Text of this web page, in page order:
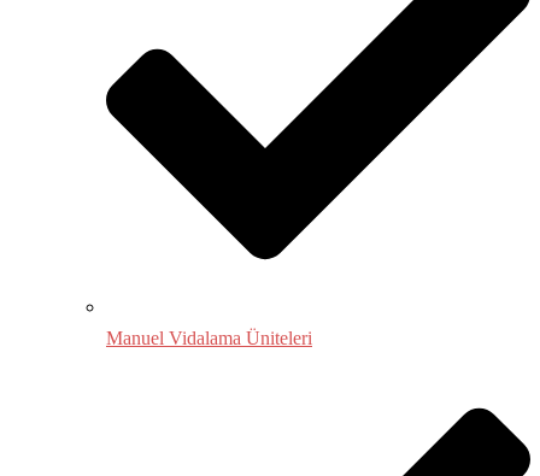
Manuel Vidalama Üniteleri